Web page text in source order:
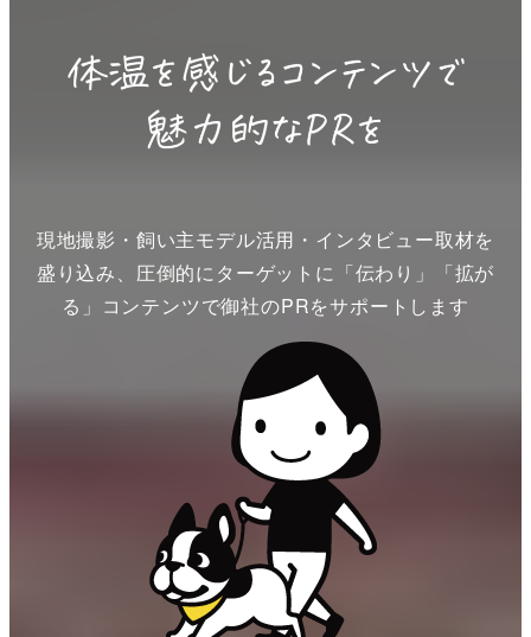
現地撮影・飼い主モデル活用・インタビュー取材を
盛り込み、圧倒的にターゲットに「伝わり」「拡が
る」コンテンツで御社のPRをサポートします